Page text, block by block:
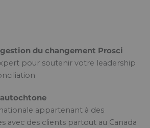
du changement Prosci​
pour soutenir votre leadership
appartenant à des
avec des clients partout au Canada